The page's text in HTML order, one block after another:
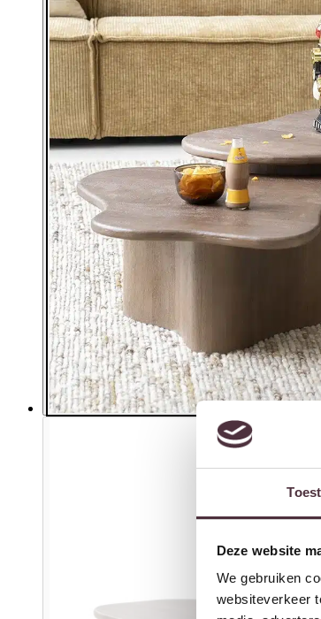
Deze website
We gebruiken
websiteverkeer